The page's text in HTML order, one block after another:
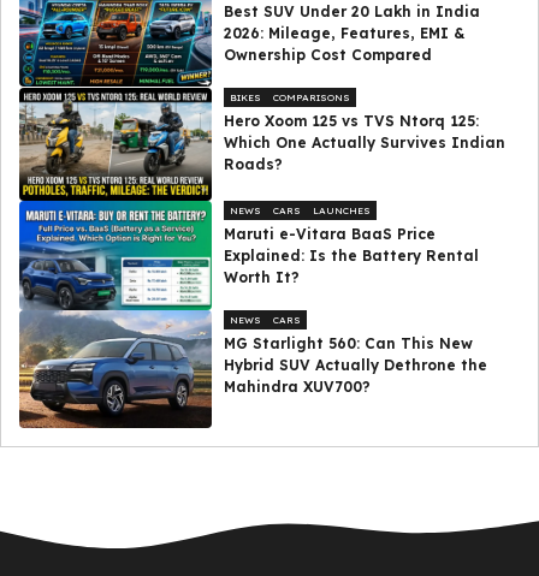
Best SUV Under ₹20 Lakh in India
2026: Mileage, Features, EMI &
Ownership Cost Compared
BIKES COMPARISONS
Hero Xoom 125 vs TVS Ntorq 125:
Which One Actually Survives Indian
Roads?
NEWS CARS LAUNCHES
Maruti e-Vitara BaaS Price
Explained: Is the Battery Rental
Worth It?
NEWS CARS
MG Starlight 560: Can This New
Hybrid SUV Actually Dethrone the
Mahindra XUV700?